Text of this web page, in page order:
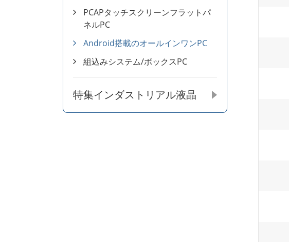
PCAPタッチスクリーンフラットパ
ネルPC
Android搭載のオールインワンPC
組込みシステム/ボックスPC
特集インダストリアル液晶